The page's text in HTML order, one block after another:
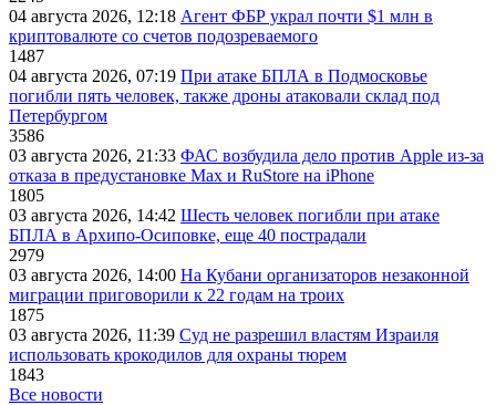
04 августа 2026, 12:18 Агент ФБР украл почти $1 млн в
криптовалюте со счетов подозреваемого
1487
04 августа 2026, 07:19 При атаке БПЛА в Подмосковье
погибли пять человек, также дроны атаковали склад под
Петербургом
3586
03 августа 2026, 21:33 ФАС возбудила дело против Apple из-за
отказа в предустановке Max и RuStore на iPhone
1805
03 августа 2026, 14:42 Шесть человек погибли при атаке
БПЛА в Архипо-Осиповке, еще 40 пострадали
2979
03 августа 2026, 14:00 На Кубани организаторов незаконной
миграции приговорили к 22 годам на троих
1875
03 августа 2026, 11:39 Суд не разрешил властям Израиля
использовать крокодилов для охраны тюрем
1843
Все новости